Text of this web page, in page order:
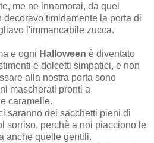
me ne innamorai, da quel
timidamente la porta di
l'immancabile zucca.
e ogni Halloween è diventato
e dolcetti simpatici, e non
alla nostra porta sono
mascherati pronti a
caramelle.
saranno dei sacchetti pieni di
sorriso, perchè a noi piacciono le
anche quelle gentili.